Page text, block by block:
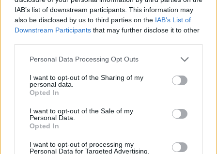
IAB’s list of downstream participants. This information may
also be disclosed by us to third parties on the IAB’s List of
Downstream Participants that may further disclose it to other
Personal Data Processing Opt Outs
I want to opt-out of the Sharing of my
personal data.
Opted In
I want to opt-out of the Sale of my
Personal Data.
Opted In
I want to opt-out of processing my
Personal Data for Targeted Advertising.
00:00
24°C
100%υγρ.
2 Μπφ NA
9 Km/h
ΠΕΡΙΟΡΙΣΜΕΝΗ ΟΡΑΤΟΤΗΤΑ
23°C
2 Μπφ ΒΔ
ΠΕΡΙΟΡΙΣΜΕΝΗ ΟΡΑΤΟΤΗΤΑ
21 °C
100%υγρ.
1 Μπφ BA
ΠΕΡΙΟΡΙΣΜΕΝΗ ΟΡΑΤΟΤΗΤΑ
28 °C